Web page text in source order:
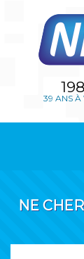
39 ANS À
NE